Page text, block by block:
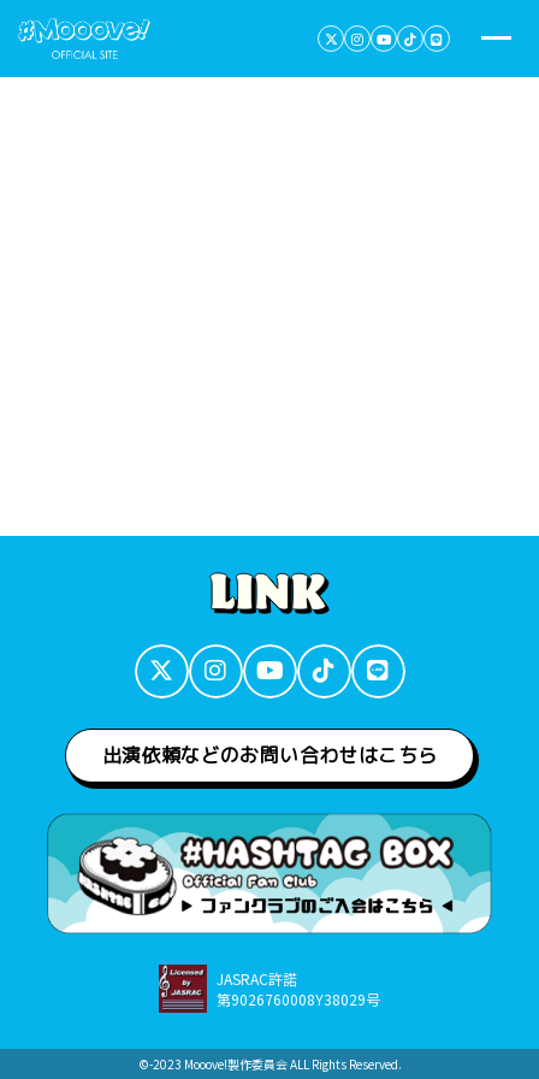
出演依頼などのお問い合わせはこちら
JASRAC許諾
第9026760008Y38029号
©︎-2023 Mooove!製作委員会 ALL Rights Reserved.